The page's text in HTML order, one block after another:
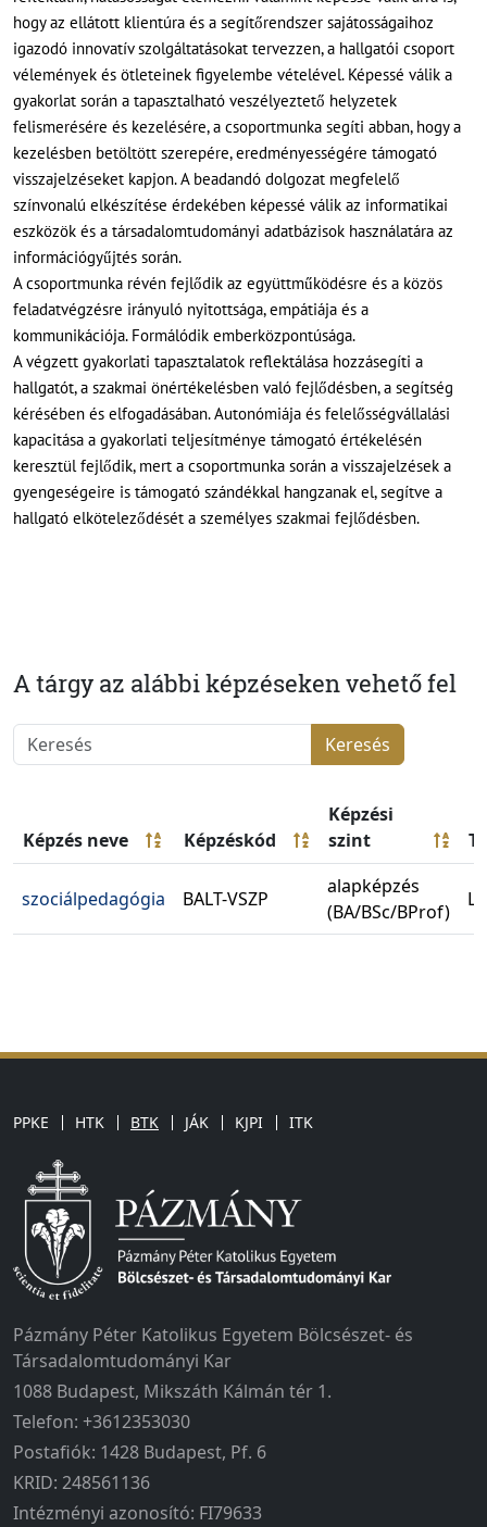
hogy az ellátott klientúra és a segítőrendszer sajátosságaihoz
igazodó innovatív szolgáltatásokat tervezzen, a hallgatói csoport
vélemények és ötleteinek figyelembe vételével. Képessé válik a
gyakorlat során a tapasztalható veszélyeztető helyzetek
felismerésére és kezelésére, a csoportmunka segíti abban, hogy a
kezelésben betöltött szerepére, eredményességére támogató
visszajelzéseket kapjon. A beadandó dolgozat megfelelő
színvonalú elkészítése érdekében képessé válik az informatikai
eszközök és a társadalomtudományi adatbázisok használatára az
információgyűjtés során.
A csoportmunka révén fejlődik az együttműködésre és a közös
feladatvégzésre irányuló nyitottsága, empátiája és a
kommunikációja. Formálódik emberközpontúsága.
A végzett gyakorlati tapasztalatok reflektálása hozzásegíti a
hallgatót, a szakmai önértékelésben való fejlődésben, a segítség
kérésében és elfogadásában. Autonómiája és felelősségvállalási
kapacitása a gyakorlati teljesítménye támogató értékelésén
keresztül fejlődik, mert a csoportmunka során a visszajelzések a
gyengeségeire is támogató szándékkal hangzanak el, segítve a
hallgató elköteleződését a személyes szakmai fejlődésben.
A tárgy az alábbi képzéseken vehető fel
Keresés
Képzés neve Képzéskód
Képzési
szint
szociálpedagógia BALT-VSZP
alapképzés
(BA/BSc/BProf)
PPKE HTK BTK JÁK KJPI ITK
Pázmány Péter Katolikus Egyetem Bölcsészet- és
Társadalomtudományi Kar
1088 Budapest, Mikszáth Kálmán tér 1.
Telefon: +3612353030
Postafiók: 1428 Budapest, Pf. 6
KRID: 248561136
Intézményi azonosító: FI79633